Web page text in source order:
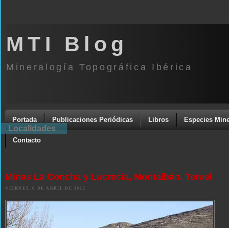
MTI Blog
Mineralogía Topográfica Ibérica
Portada Publicaciones Periódicas Libros Especies
Contacto
Minas La Concha y Lucrecia, Montalbán, Teruel
VIERNES, 6 DE ABRIL DE 2012
Localidades